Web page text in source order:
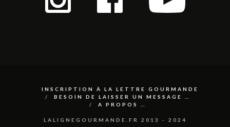
INSCRIPTION À LA LETTRE GOURMANDE
BESOIN DE LAISSER UN MESSAGE …
A PROPOS …
LALIGNEGOURMANDE.FR 2013 - 2024